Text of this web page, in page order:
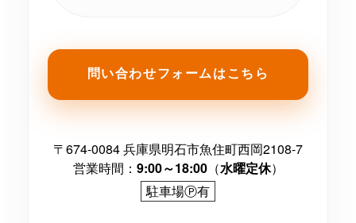
問い合わせフォームはこちら
〒674-0084 兵庫県明石市魚住町西岡2108-7
営業時間： 9:00～18:00（水曜定休）
駐車場Ⓟ有